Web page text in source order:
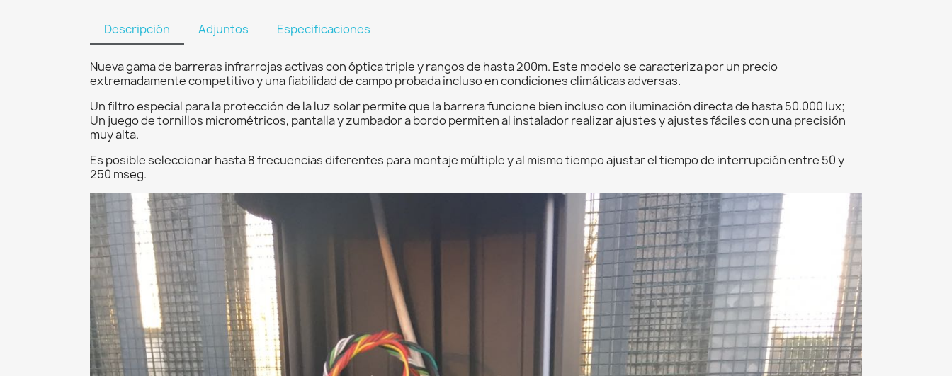
Descripción Adjuntos Especificaciones
Nueva gama de barreras infrarrojas activas con óptica triple y rangos de hasta 200m. Este modelo se caracteriza por un precio
extremadamente competitivo y una fiabilidad de campo probada incluso en condiciones climáticas adversas.
Un filtro especial para la protección de la luz solar permite que la barrera funcione bien incluso con iluminación directa de hasta 50.000 lux;
Un juego de tornillos micrométricos, pantalla y zumbador a bordo permiten al instalador realizar ajustes y ajustes fáciles con una precisión
muy alta.
Es posible seleccionar hasta 8 frecuencias diferentes para montaje múltiple y al mismo tiempo ajustar el tiempo de interrupción entre 50 y
250 mseg.